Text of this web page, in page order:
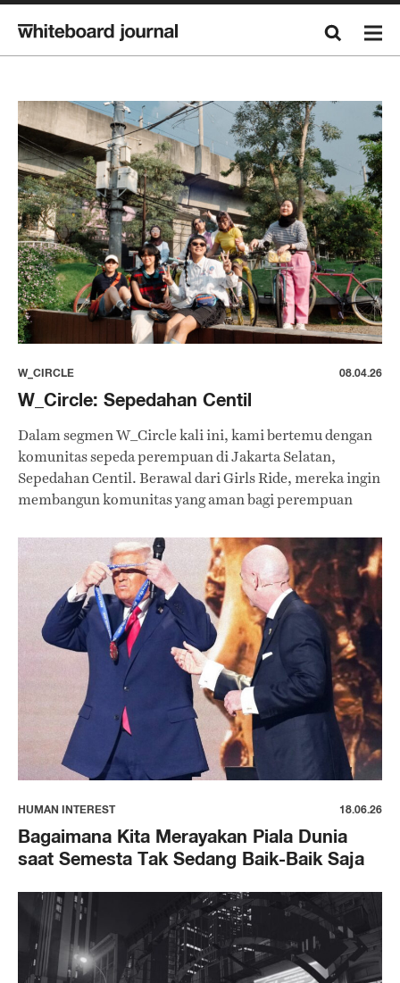
W_CIRCLE 08.04.26
W_Circle: Sepedahan Centil
Dalam segmen W_Circle kali ini, kami bertemu dengan
komunitas sepeda perempuan di Jakarta Selatan,
Sepedahan Centil. Berawal dari Girls Ride, mereka ingin
membangun komunitas yang aman bagi perempuan
HUMAN INTEREST 18.06.26
Bagaimana Kita Merayakan Piala Dunia
saat Semesta Tak Sedang Baik-Baik Saja